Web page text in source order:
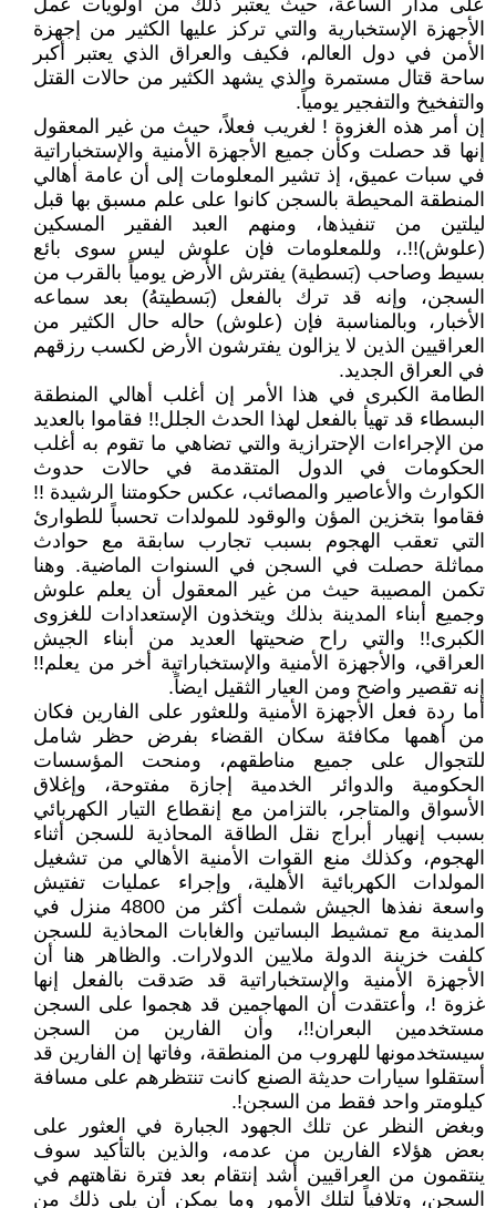
على مدار الساعة، حيث يعتبر ذلك من أولويات عمل
الأجهزة الإستخبارية والتي تركز عليها الكثير من إجهزة
الأمن في دول العالم، فكيف والعراق الذي يعتبر أكبر
ساحة قتال مستمرة والذي يشهد الكثير من حالات القتل
والتفخيخ والتفجير يومياً.
إن أمر هذه الغزوة ! لغريب فعلاً، حيث من غير المعقول
إنها قد حصلت وكأن جميع الأجهزة الأمنية والإستخباراتية
في سبات عميق، إذ تشير المعلومات إلى أن عامة أهالي
المنطقة المحيطة بالسجن كانوا على علم مسبق بها قبل
ليلتين من تنفيذها، ومنهم العبد الفقير المسكين
(علوش)!!.، وللمعلومات فإن علوش ليس سوى بائع
بسيط وصاحب (بَسطية) يفترش الأرض يومياً بالقرب من
السجن، وإنه قد ترك بالفعل (بَسطيتهُ) بعد سماعه
الأخبار، وبالمناسبة فإن (علوش) حاله حال الكثير من
العراقيين الذين لا يزالون يفترشون الأرض لكسب رزقهم
في العراق الجديد.
الطامة الكبرى في هذا الأمر إن أغلب أهالي المنطقة
البسطاء قد تهيأ بالفعل لهذا الحدث الجلل!! فقاموا بالعديد
من الإجراءات الإحترازية والتي تضاهي ما تقوم به أغلب
الحكومات في الدول المتقدمة في حالات حدوث
الكوارث والأعاصير والمصائب، عكس حكومتنا الرشيدة !!
فقاموا بتخزين المؤن والوقود للمولدات تحسباً للطوارئ
التي تعقب الهجوم بسبب تجارب سابقة مع حوادث
مماثلة حصلت في السجن في السنوات الماضية. وهنا
تكمن المصيبة حيث من غير المعقول أن يعلم علوش
وجميع أبناء المدينة بذلك ويتخذون الإستعدادات للغزوى
الكبرى!! والتي راح ضحيتها العديد من أبناء الجيش
العراقي، والأجهزة الأمنية والإستخباراتية أخر من يعلم!!
إنه تقصير واضح ومن العيار الثقيل ايضاً.
أما ردة فعل الأجهزة الأمنية وللعثور على الفارين فكان
من أهمها مكافئة سكان القضاء بفرض حظر شامل
للتجوال على جميع مناطقهم، ومنحت المؤسسات
الحكومية والدوائر الخدمية إجازة مفتوحة، وإغلاق
الأسواق والمتاجر، بالتزامن مع إنقطاع التيار الكهربائي
بسبب إنهيار أبراج نقل الطاقة المحاذية للسجن أثناء
الهجوم، وكذلك منع القوات الأمنية الأهالي من تشغيل
المولدات الكهربائية الأهلية، وإجراء عمليات تفتيش
واسعة نفذها الجيش شملت أكثر من 4800 منزل في
المدينة مع تمشيط البساتين والغابات المحاذية للسجن
كلفت خزينة الدولة ملايين الدولارات. والظاهر هنا أن
الأجهزة الأمنية والإستخباراتية قد صَدقت بالفعل إنها
غزوة !، وأعتقدت أن المهاجمين قد هجموا على السجن
مستخدمين البعران!!، وأن الفارين من السجن
سيستخدمونها للهروب من المنطقة، وفاتها إن الفارين قد
أستقلوا سيارات حديثة الصنع كانت تنتظرهم على مسافة
كيلومتر واحد فقط من السجن!.
وبغض النظر عن تلك الجهود الجبارة في العثور على
بعض هؤلاء الفارين من عدمه، والذين بالتأكيد سوف
ينتقمون من العراقيين أشد إنتقام بعد فترة نقاهتهم في
السجن، وتلافياً لتلك الأمور وما يمكن أن يلي ذلك من